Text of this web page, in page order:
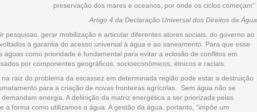
preservação dos mares e oceanos, por onde os ciclos começam”
Artigo 4 da Declaração Universal dos Direitos da Água
pesquisas, gerar mobilização e articular diferentes atores sociais, do governo ao
à garantia do acesso universal à água e ao saneamento. Para que esse
como prioridade é fundamental para evitar a eclosão de conflitos em
por componentes geográficos, socioeconômicos, étnicos e raciais.
raiz do problema da escassez em determinada região pode estar a destruição
para a criação de novas fronteiras agrícolas. Sem água não se
energia. A definição da matriz energética a ser priorizada pelas
forma como utilizamos a água. A gestão da água, portanto, “impõe um